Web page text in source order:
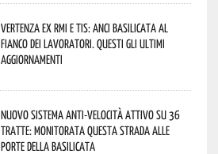
Vertenza ex RMI e TIS: ANCI Basilicata al
fianco dei lavoratori. Questi gli ultimi
aggiornamenti
Nuovo sistema anti-velocità attivo su 36
tratte: monitorata questa strada alle
porte della Basilicata